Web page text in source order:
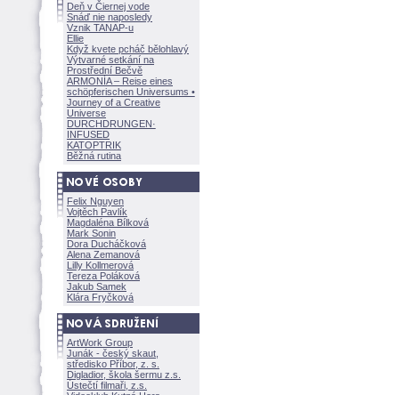
Deň v Čiernej vode
Snáď nie naposledy
Vznik TANAP-u
Ellie
Když kvete pcháč bělohlavý
Výtvarné setkání na
Prostřední Bečvě
ARMONÍA – Reise eines
schöpferischen Universums •
Journey of a Creative
Universe
DURCHDRUNGEN·
INFUSED
KATOPTRIK
Běžná rutina
Felix Nguyen
Vojtěch Pavlík
Magdaléna Bílkov
Mark Sonin
Dora Ducháčkov
Alena Zemanov
Lilly Kollmerov
Tereza Polákov
Jakub Samek
Klára Fryčkov
ArtWork Group
Junák - český skaut,
středisko Příbor, z. s.
Digladior, škola šermu z.s.
Ústečtí filmaři, z.s.